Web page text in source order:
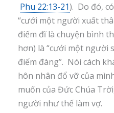
Phu 22:13-21). Do đó,
“cưới một người xuất
điếm đĩ là chuyện bình
hơn) là “cưới một người
điếm đàng”. Nói cách
hôn nhân đổ vỡ của
muốn của Đức Chúa
người như thế làm vợ.